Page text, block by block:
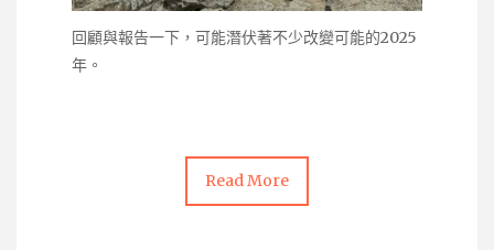
回顧與報告一下，可能潛伏著不少改變可能的2025
年。
Read More